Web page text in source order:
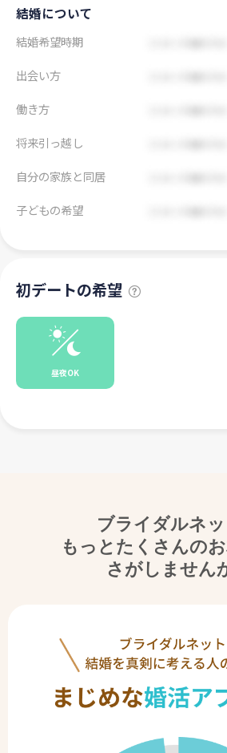
結婚について
結婚希望時期
出会い方
働き方
将来引っ越し
自分の家族と同居
子どもの希望
初デートの希望
昼夜OK
ブライダルネ
もっとたくさんの
さがしません